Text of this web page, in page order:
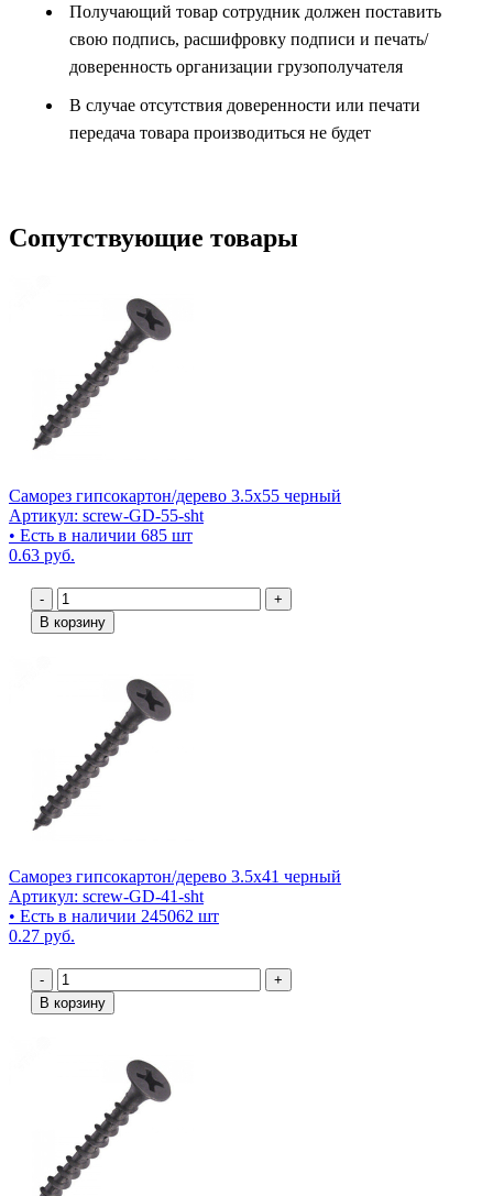
Получающий товар сотрудник должен поставить
свою подпись, расшифровку подписи и печать/
доверенность организации грузополучателя
В случае отсутствия доверенности или печати
передача товара производиться не будет
Сопутствующие товары
Саморез гипсокартон/дерево 3.5х55 черный
Артикул: screw-GD-55-sht
• Есть в наличии 685 шт
0.63 руб.
-
+
В корзину
Саморез гипсокартон/дерево 3.5х41 черный
Артикул: screw-GD-41-sht
• Есть в наличии 245062 шт
0.27 руб.
-
+
В корзину